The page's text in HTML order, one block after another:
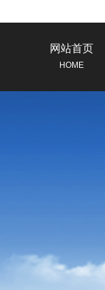
网站首页
HOME